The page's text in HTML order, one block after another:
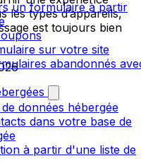
un formulaire à partir
sur votre site
abandonnés
données hébergée
dans votre base de
à partir d'une liste de
les types d’appareils,
est toujours bien